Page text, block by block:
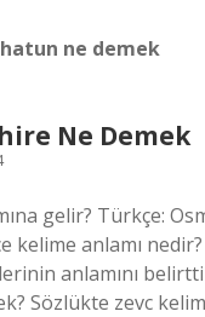
ne demek
Ne Demek
gelir? Türkçe:
anlamını
Sözlükte zevc